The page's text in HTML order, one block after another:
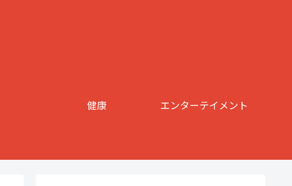
健康 エンターテイメント